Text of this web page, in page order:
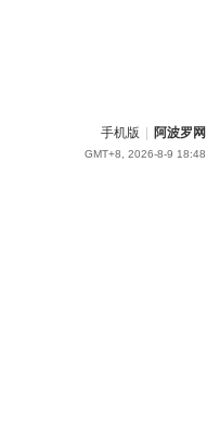
手机版 阿波罗网
GMT+8, 2026-8-9 18:48